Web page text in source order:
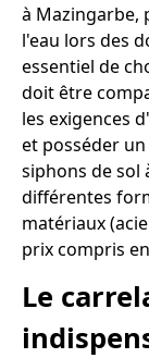
à Mazingarbe,
l'eau lors des
essentiel de
doit être
les exigences
et posséder
siphons de sol
différentes
matériaux
prix compris
Le